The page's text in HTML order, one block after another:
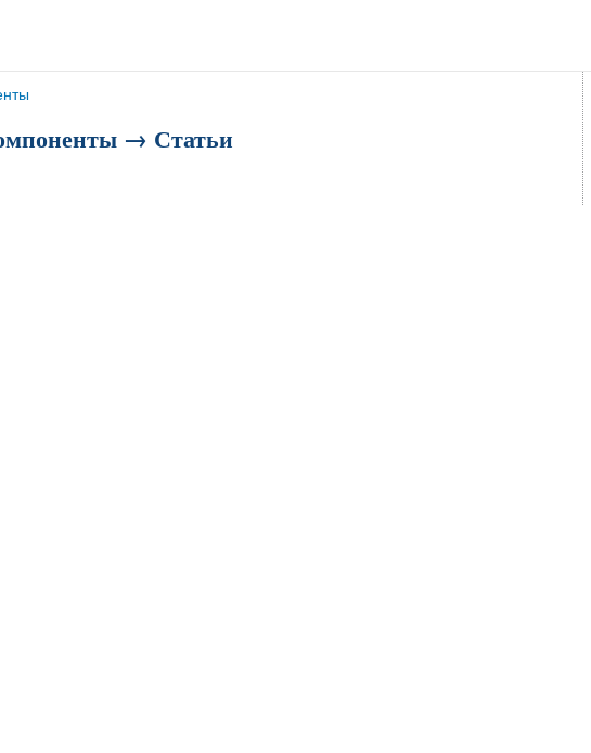
→ Статьи